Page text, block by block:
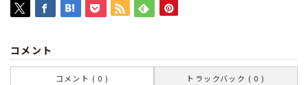
コメント
コメント ( 0 ) トラックバック ( 0 )